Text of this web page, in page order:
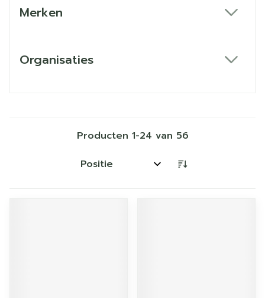
Merken
Organisaties
Producten 1-24 van 56
Sorteer op: